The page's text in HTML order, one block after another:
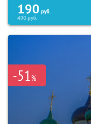
190 руб.
490руб.
-51%